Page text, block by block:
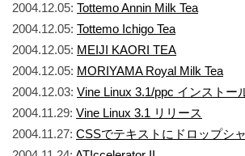
2004.12.05: Tottemo Annin Milk Tea
2004.12.05: Tottemo Ichigo Tea
2004.12.05: MEIJI KAORI TEA
2004.12.05: MORIYAMA Royal Milk Tea
2004.12.03: Vine Linux 3.1/ppc インストー
2004.11.29: Vine Linux 3.1 リリース
2004.11.27: CSSでテキストにドロップシ